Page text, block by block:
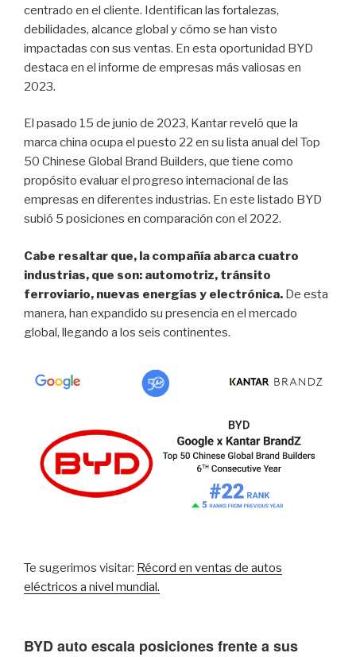
centrado en el cliente. Identifican las fortalezas,
debilidades, alcance global y cómo se han visto
impactadas con sus ventas. En esta oportunidad BYD
destaca en el informe de empresas más valiosas en
2023.
El pasado 15 de junio de 2023, Kantar reveló que la
marca china ocupa el puesto 22 en su lista anual del Top
50 Chinese Global Brand Builders, que tiene como
propósito evaluar el progreso internacional de las
empresas en diferentes industrias. En este listado BYD
subió 5 posiciones en comparación con el 2022.
Cabe resaltar que, la compañía abarca cuatro
industrias, que son: automotriz, tránsito
ferroviario, nuevas energías y electrónica. De esta
manera, han expandido su presencia en el mercado
global, llegando a los seis continentes.
Te sugerimos visitar: Récord en ventas de autos
eléctricos a nivel mundial.
BYD auto escala posiciones frente a sus